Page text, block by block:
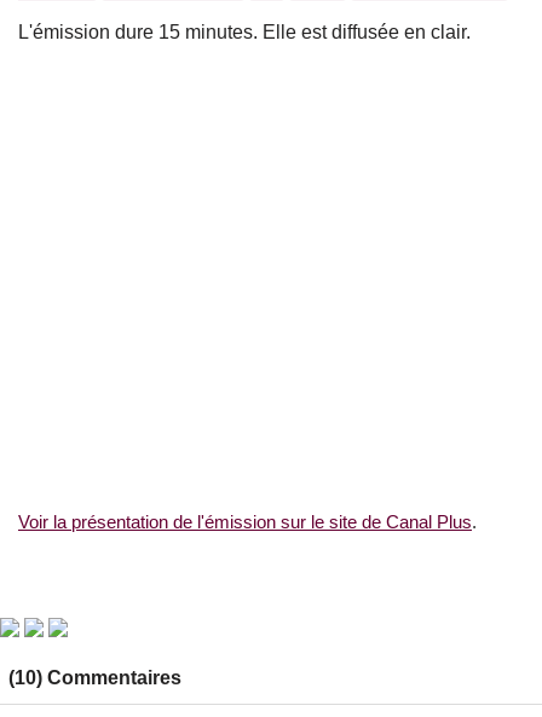
L'émission dure 15 minutes. Elle est diffusée en clair.
Voir la présentation de l'émission sur le site de Canal Plus.
(10) Commentaires